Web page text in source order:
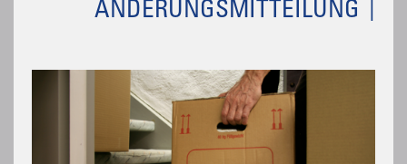
ÄNDERUNGSMITTEILUNG